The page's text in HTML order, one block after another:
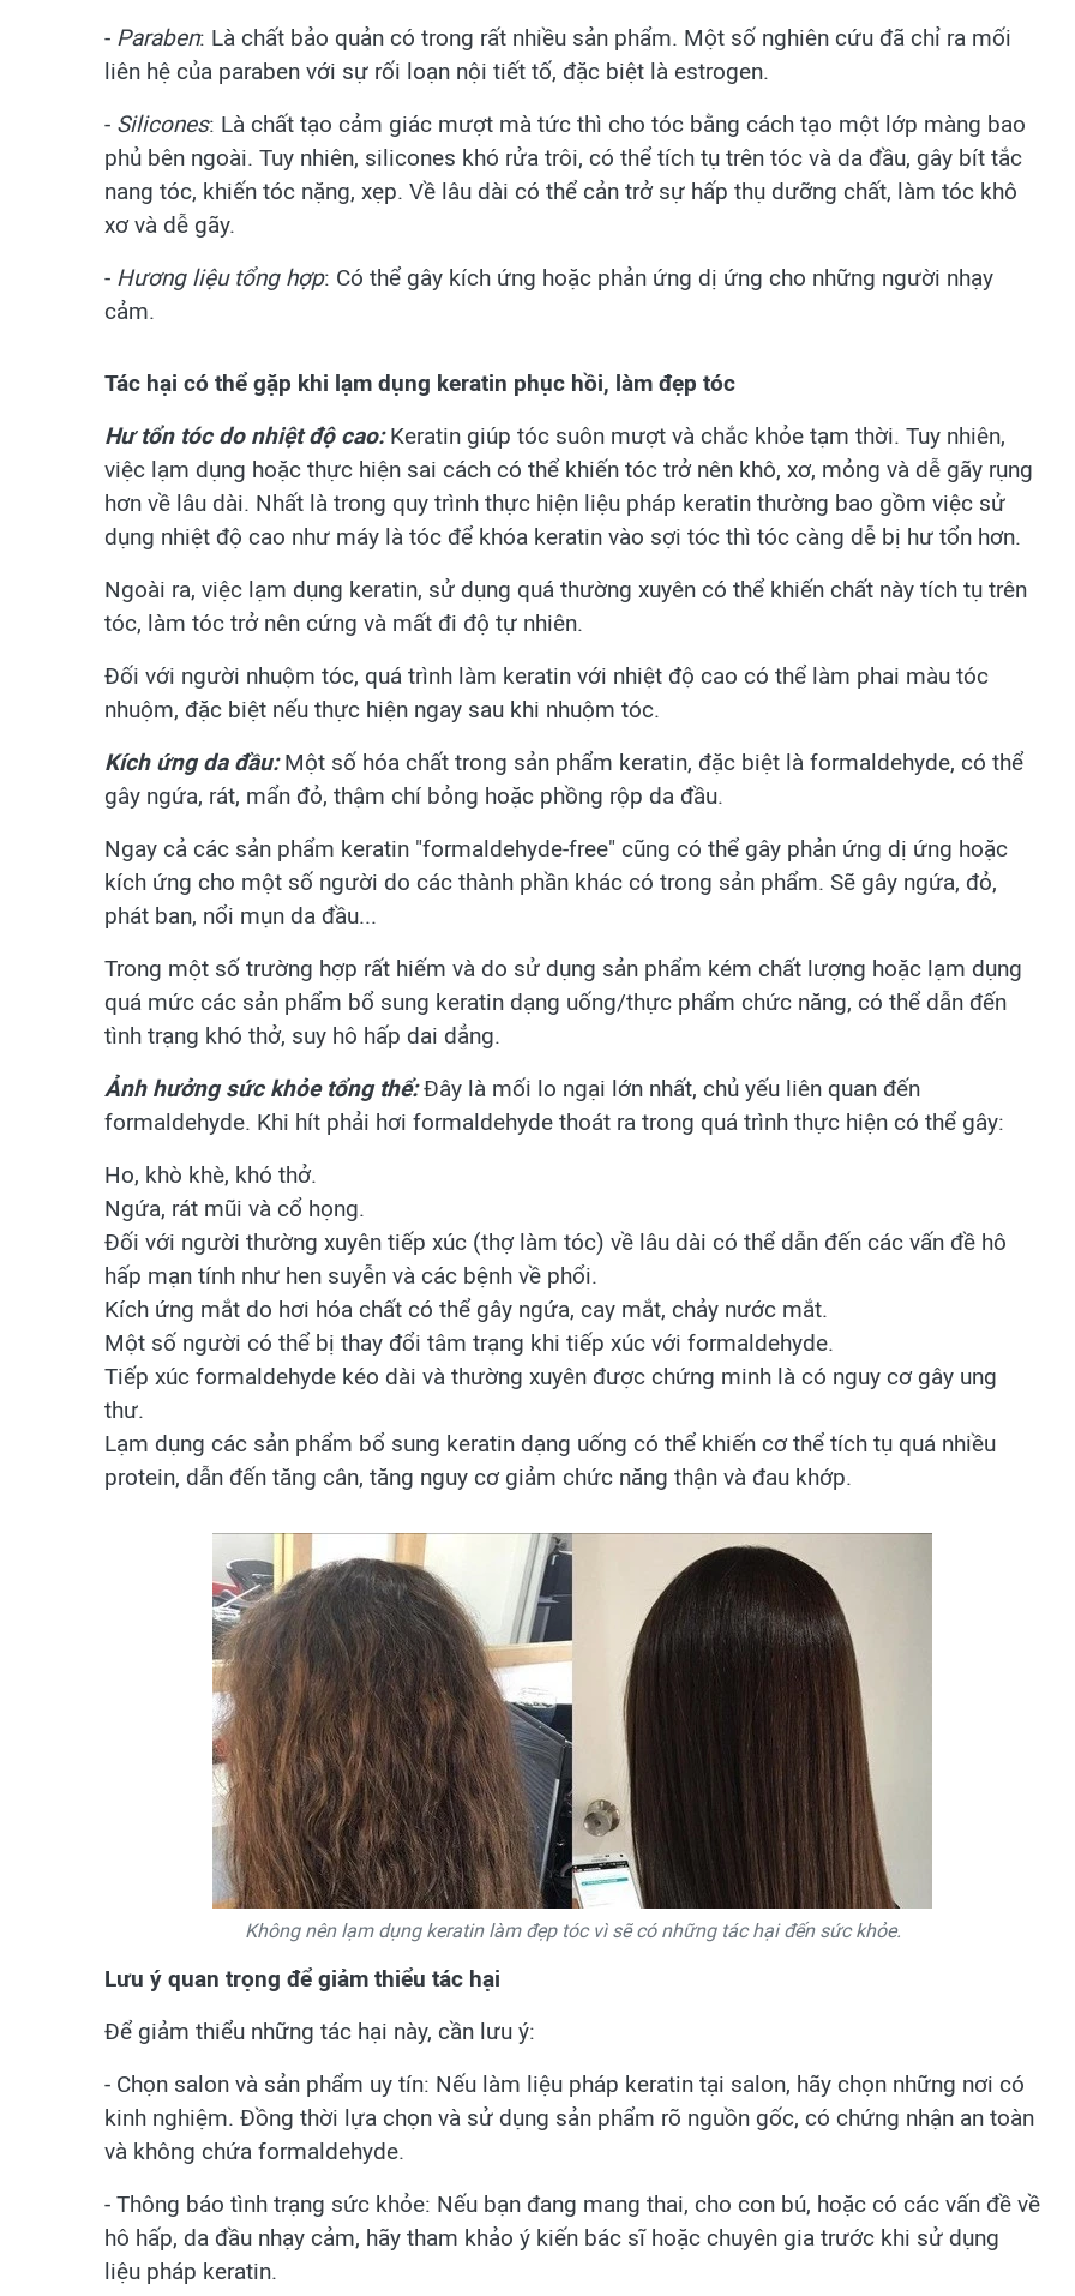
- Paraben: Là chất bảo quản có trong rất nhiều sản phẩm. Một số nghiên cứu đã chỉ ra mối
liên hệ của paraben với sự rối loạn nội tiết tố, đặc biệt là estrogen.
- Silicones: Là chất tạo cảm giác mượt mà tức thì cho tóc bằng cách tạo một lớp màng bao
phủ bên ngoài. Tuy nhiên, silicones khó rửa trôi, có thể tích tụ trên tóc và da đầu, gây bít tắc
nang tóc, khiến tóc nặng, xẹp. Về lâu dài có thể cản trở sự hấp thụ dưỡng chất, làm tóc khô
xơ và dễ gãy.
- Hương liệu tổng hợp: Có thể gây kích ứng hoặc phản ứng dị ứng cho những người nhạy
cảm.
Tác hại có thể gặp khi lạm dụng keratin phục hồi, làm đẹp tóc
Hư tổn tóc do nhiệt độ cao:Keratin giúp tóc suôn mượt và chắc khỏe tạm thời. Tuy nhiên,
việc lạm dụng hoặc thực hiện sai cách có thể khiến tóc trở nên khô, xơ, mỏng và dễ gãy rụng
hơn về lâu dài. Nhất là trong quy trình thực hiện liệu pháp keratin thường bao gồm việc sử
dụng nhiệt độ cao như máy là tóc để khóa keratin vào sợi tóc thì tóc càng dễ bị hư tổn hơn.
Ngoài ra, việc lạm dụng keratin, sử dụng quá thường xuyên có thể khiến chất này tích tụ trên
tóc, làm tóc trở nên cứng và mất đi độ tự nhiên.
Đối với người nhuộm tóc, quá trình làm keratin với nhiệt độ cao có thể làm phai màu tóc
nhuộm, đặc biệt nếu thực hiện ngay sau khi nhuộm tóc.
Kích ứng da đầu:Một số hóa chất trong sản phẩm keratin, đặc biệt là formaldehyde, có thể
gây ngứa, rát, mẩn đỏ, thậm chí bỏng hoặc phồng rộp da đầu.
Ngay cả các sản phẩm keratin "formaldehyde-free" cũng có thể gây phản ứng dị ứng hoặc
kích ứng cho một số người do các thành phần khác có trong sản phẩm. Sẽ gây ngứa, đỏ,
phát ban, nổi mụn da đầu...
Trong một số trường hợp rất hiếm và do sử dụng sản phẩm kém chất lượng hoặc lạm dụng
quá mức các sản phẩm bổ sung keratin dạng uống/thực phẩm chức năng, có thể dẫn đến
tình trạng khó thở, suy hô hấp dai dẳng.
Ảnh hưởng sức khỏe tổng thể:Đây là mối lo ngại lớn nhất, chủ yếu liên quan đến
formaldehyde. Khi hít phải hơi formaldehyde thoát ra trong quá trình thực hiện có thể gây:
Ho, khò khè, khó thở.
Ngứa, rát mũi và cổ họng.
Đối với người thường xuyên tiếp xúc (thợ làm tóc) về lâu dài có thể dẫn đến các vấn đề hô
hấp mạn tính như hen suyễn và các bệnh về phổi.
Kích ứng mắt do hơi hóa chất có thể gây ngứa, cay mắt, chảy nước mắt.
Một số người có thể bị thay đổi tâm trạng khi tiếp xúc với formaldehyde.
Tiếp xúc formaldehyde kéo dài và thường xuyên được chứng minh là có nguy cơ gây ung
thư.
Lạm dụng các sản phẩm bổ sung keratin dạng uống có thể khiến cơ thể tích tụ quá nhiều
protein, dẫn đến tăng cân, tăng nguy cơ giảm chức năng thận và đau khớp.
Không nên lạm dụng keratin làm đẹp tóc vì sẽ có những tác hại đến sức khỏe.
Lưu ý quan trọng để giảm thiểu tác hại
Để giảm thiểu những tác hại này, cần lưu ý:
- Chọn salon và sản phẩm uy tín: Nếu làm liệu pháp keratin tại salon, hãy chọn những nơi có
kinh nghiệm. Đồng thời lựa chọn và sử dụng sản phẩm rõ nguồn gốc, có chứng nhận an toàn
và không chứa formaldehyde.
- Thông báo tình trạng sức khỏe: Nếu bạn đang mang thai, cho con bú, hoặc có các vấn đề về
hô hấp, da đầu nhạy cảm, hãy tham khảo ý kiến bác sĩ hoặc chuyên gia trước khi sử dụng
liệu pháp keratin.